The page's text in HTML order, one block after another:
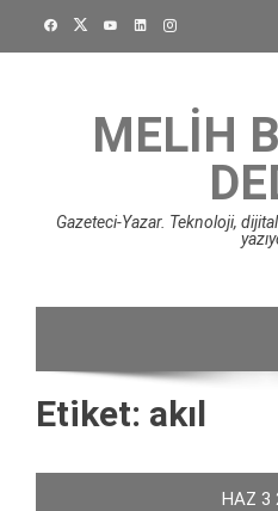
MELIH
Gazeteci-Yazar. Teknoloji,
Etiket: akıl
HAZ 3